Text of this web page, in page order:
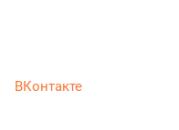
ВКонтакте